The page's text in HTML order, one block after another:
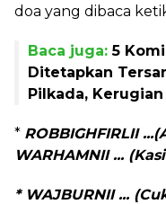
doa yang dibaca
Baca juga:5
Ditetapkan
Pilkada,
* ROBBIGHFIRLII
WARHAMNII ...
* WAJBURNII ...